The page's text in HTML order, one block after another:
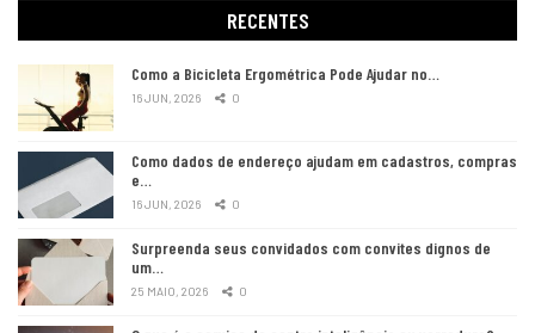
RECENTES
Como a Bicicleta Ergométrica Pode Ajudar no…
16 JUN, 2026 0
Como dados de endereço ajudam em cadastros, compras
e…
16 JUN, 2026 0
Surpreenda seus convidados com convites dignos de
um…
25 MAIO, 2026 0